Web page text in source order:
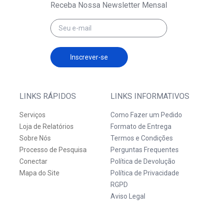
LINKS RÁPIDOS
Serviços
Loja de Relatórios
Sobre Nós
Processo de Pesquisa
Conectar
Mapa do Site
LINKS INFORMATIVOS
Como Fazer um Pedido
Formato de Entrega
Termos e Condições
Perguntas Frequentes
Política de Devolução
Política de Privacidade
RGPD
Aviso Legal
Receba Nossa Newsletter Mensal
Inscrever-se